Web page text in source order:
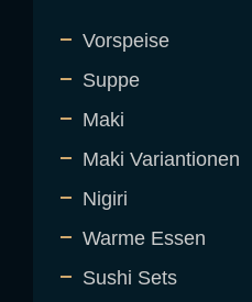
Vorspeise
Suppe
Maki
Maki Variantionen
Nigiri
Warme Essen
Sushi Sets